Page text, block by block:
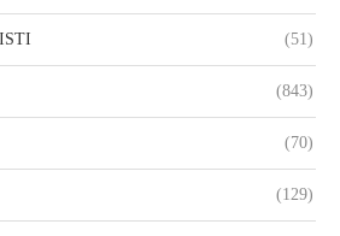
(51)
(843)
(70)
(129)